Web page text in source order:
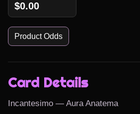
$0.00
Product Odds
Card Details
Incantesimo — Aura Anatema